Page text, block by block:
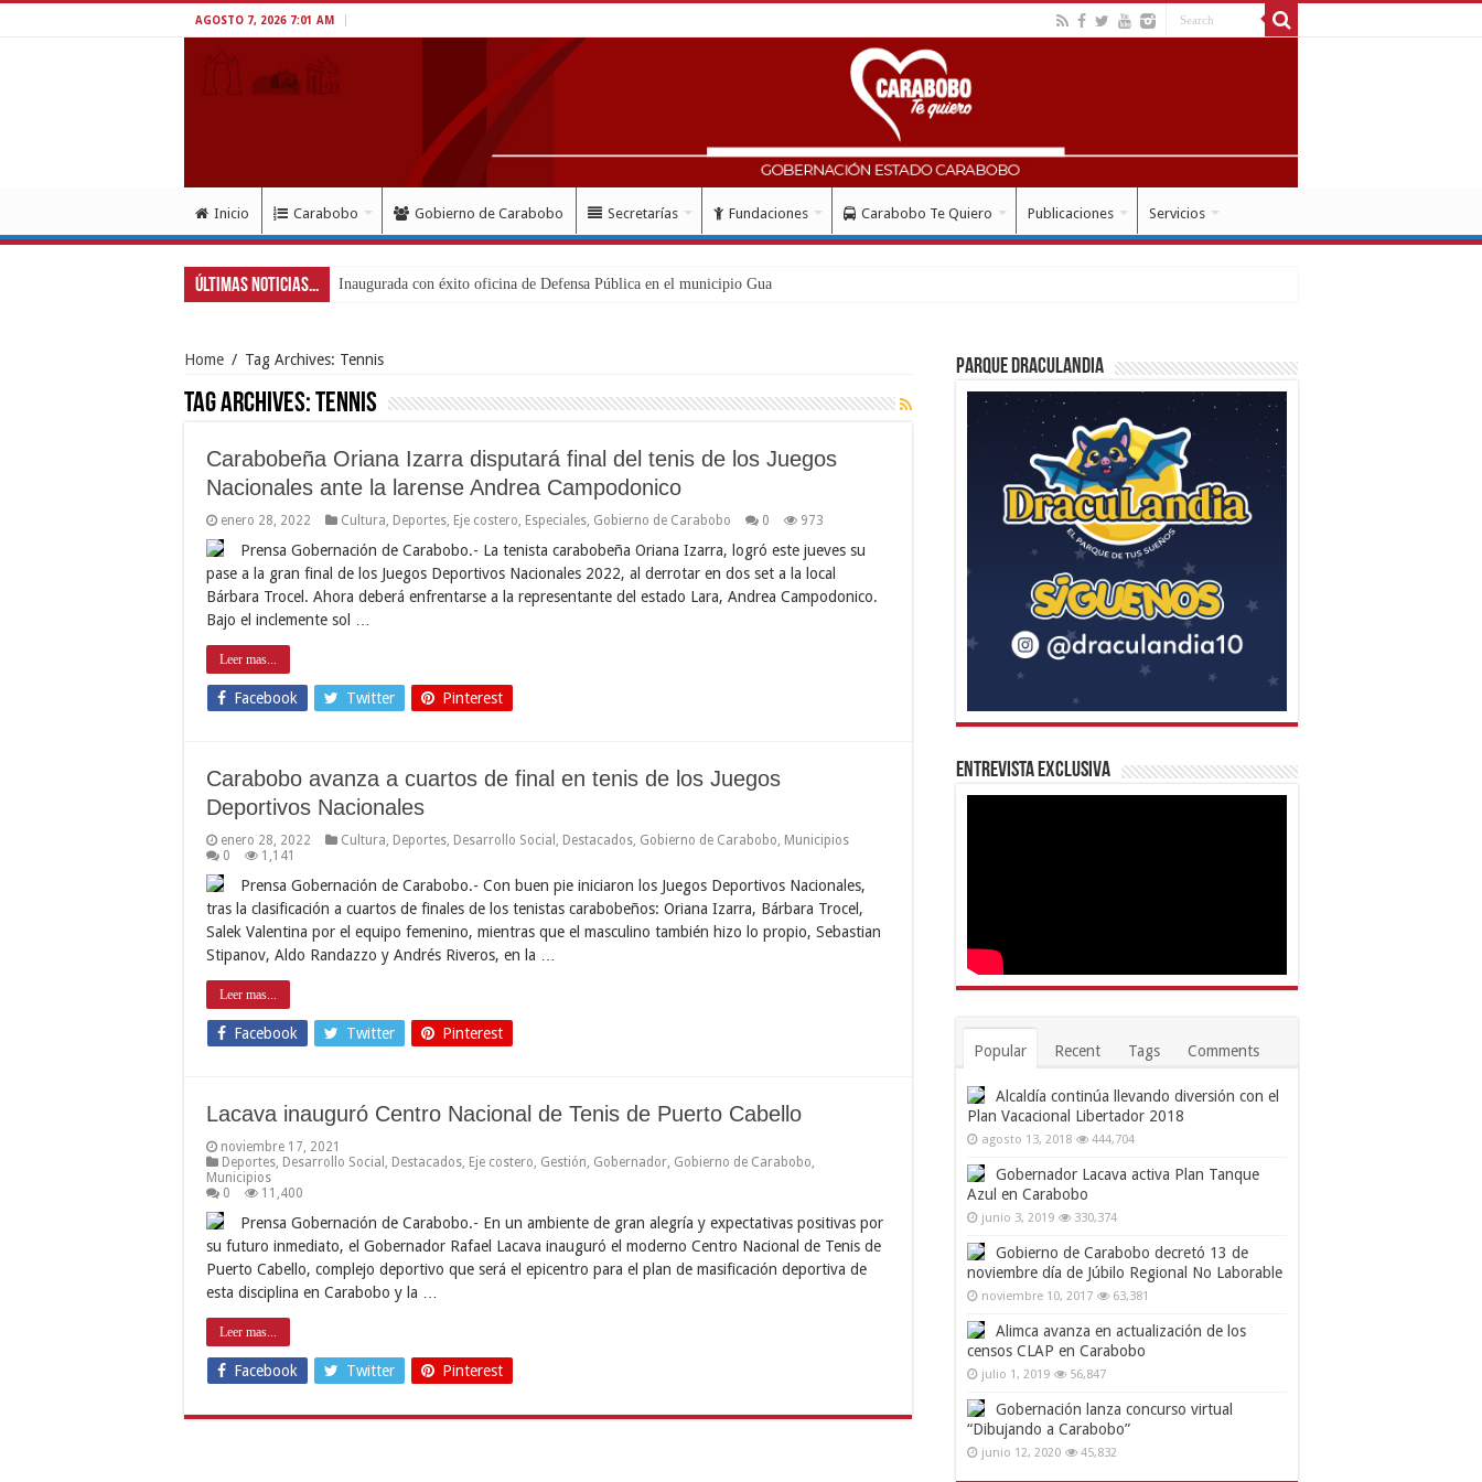
AGOSTO 7, 2026 7:01 AM
Inicio Carabobo Gobierno de Carabobo Secretarías Fundaciones Carabobo Te Quiero Publicaciones Servicios
Últimas Noticias... Inaugurada con éxito oficina de Defensa Pública en el municipio Guacara
Home / Tag Archives: Tennis
Tag Archives:Tennis
Carabobeña Oriana Izarra disputará final del tenis de los Juegos
Nacionales ante la larense Andrea Campodonico
enero 28, 2022 Cultura Deportes Eje costero Especiales Gobierno de Carabobo 0 973
Prensa Gobernación de Carabobo.- La tenista carabobeña Oriana Izarra, logró este jueves su
pase a la gran final de los Juegos Deportivos Nacionales 2022, al derrotar en dos set a la local
Bárbara Trocel. Ahora deberá enfrentarse a la representante del estado Lara, Andrea Campodonico.
Bajo el inclemente sol …
Leer mas...
Facebook Twitter Pinterest
Carabobo avanza a cuartos de final en tenis de los Juegos
Deportivos Nacionales
enero 28, 2022 Cultura Deportes Desarrollo Social Destacados Gobierno de Carabobo Municipios
0
1,141
Prensa Gobernación de Carabobo.- Con buen pie iniciaron los Juegos Deportivos Nacionales,
tras la clasificación a cuartos de finales de los tenistas carabobeños: Oriana Izarra, Bárbara Trocel,
Salek Valentina por el equipo femenino, mientras que el masculino también hizo lo propio, Sebastian
Stipanov, Aldo Randazzo y Andrés Riveros, en la …
Leer mas...
Facebook Twitter Pinterest
Lacava inauguró Centro Nacional de Tenis de Puerto Cabello
noviembre 17, 2021
Deportes Desarrollo Social Destacados Eje costero Gestión Gobernador Gobierno de Carabobo
Municipios
0
11,400
Prensa Gobernación de Carabobo.- En un ambiente de gran alegría y expectativas positivas por
su futuro inmediato, el Gobernador Rafael Lacava inauguró el moderno Centro Nacional de Tenis de
Puerto Cabello, complejo deportivo que será el epicentro para el plan de masificación deportiva de
esta disciplina en Carabobo y la …
Leer mas...
Facebook Twitter Pinterest
Parque Draculandia
Entrevista Exclusiva
Popular Recent Tags Comments
Alcaldía continúa llevando diversión con el
Plan Vacacional Libertador 2018
agosto 13, 2018 444,704
Gobernador Lacava activa Plan Tanque
Azul en Carabobo
junio 3, 2019 330,374
Gobierno de Carabobo decretó 13 de
noviembre día de Júbilo Regional No Laborable
noviembre 10, 2017 63,381
Alimca avanza en actualización de los
censos CLAP en Carabobo
julio 1, 2019 56,847
Gobernación lanza concurso virtual
“Dibujando a Carabobo”
junio 12, 2020 45,832